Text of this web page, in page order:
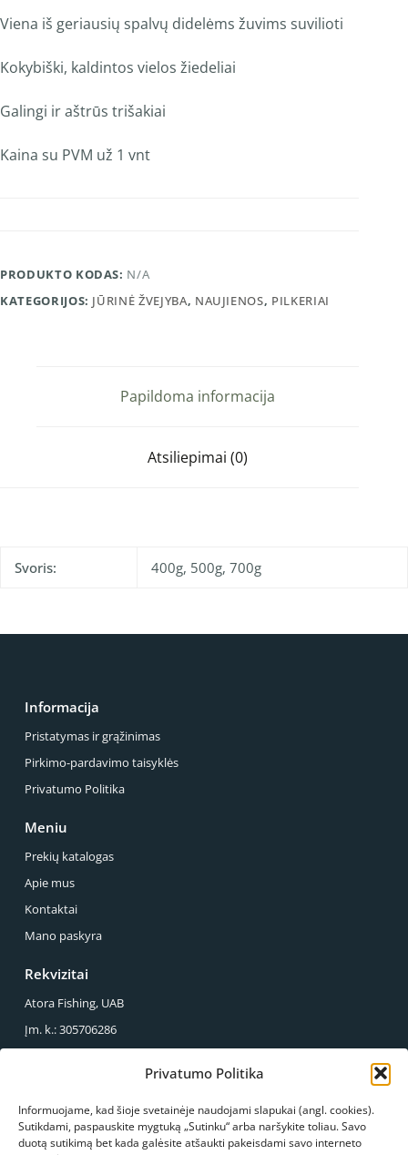
Privatumo Politika
Informuojame, kad šioje svetainėje naudojami slapukai (angl. cookies).
Sutikdami, paspauskite mygtuką „Sutinku“ arba naršykite toliau. Savo
duotą sutikimą bet kada galėsite atšaukti pakeisdami savo interneto
Viena iš geriausių spalvų didelėms žuvims suvilioti
Kokybiški, kaldintos vielos žiedeliai
Galingi ir aštrūs trišakiai
Kaina su PVM už 1 vnt
PRODUKTO KODAS: N/A
KATEGORIJOS: JŪRINĖ ŽVEJYBA, NAUJIENOS, PILKERIAI
Papildoma informacija
Atsiliepimai (0)
Svoris: 400g, 500g, 700g
Informacija
Pristatymas ir grąžinimas
Pirkimo-pardavimo taisyklės
Privatumo Politika
Meniu
Prekių katalogas
Apie mus
Kontaktai
Mano paskyra
Rekvizitai
Atora Fishing, UAB
Įm. k.: 305706286
Reg. Adresas.: Sirupio g. 49-43, Panevėžys
Mus galite rasti
S.Kerbedžio g. 23, Panevėžys